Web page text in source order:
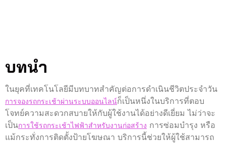
บทนำ
ในยุคที่เทคโนโลยีมีบทบาทสำคัญต่อการดำเนินชีวิตประจำวัน
การจองรถกระเช้าผ่านระบบออนไลน์ก็เป็นหนึ่งในบริการที่ตอบ
โจทย์ความสะดวกสบายให้กับผู้ใช้งานได้อย่างดีเยี่ยม ไม่ว่าจะ
เป็นการใช้รถกระเช้าไฟฟ้าสำหรับงานก่อสร้าง การซ่อมบำรุง หรือ
แม้กระทั่งการติดตั้งป้ายโฆษณา บริการนี้ช่วยให้ผู้ใช้สามารถ